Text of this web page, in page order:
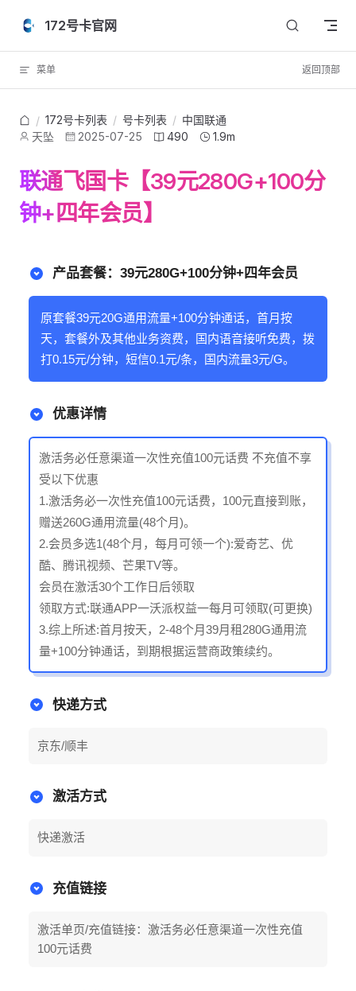
Skip to content
172号卡官网
菜单 返回顶部
/ 172号卡列表 / 号卡列表 / 中国联通
天坠
2025-07-25 490 1.9m
联通飞国卡【39元280G+100分
钟+四年会员】
产品套餐：39元280G+100分钟+四年会员
原套餐39元20G通用流量+100分钟通话，首月按
天，套餐外及其他业务资费，国内语音接听免费，拨
打0.15元/分钟，短信0.1元/条，国内流量3元/G。
优惠详情
激活务必任意渠道一次性充值100元话费 不充值不享
受以下优惠
1.激活务必一次性充值100元话费，100元直接到账，
赠送260G通用流量(48个月)。
2.会员多选1(48个月，每月可领一个):爱奇艺、优
酷、腾讯视频、芒果TV等。
会员在激活30个工作日后领取
领取方式:联通APP一沃派权益一每月可领取(可更换)
3.综上所述:首月按天，2-48个月39月租280G通用流
量+100分钟通话，到期根据运营商政策续约。
快递方式
京东/顺丰
激活方式
快递激活
充值链接
激活单页/充值链接：激活务必任意渠道一次性充值
100元话费